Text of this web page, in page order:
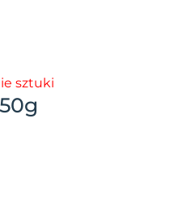
sztuki